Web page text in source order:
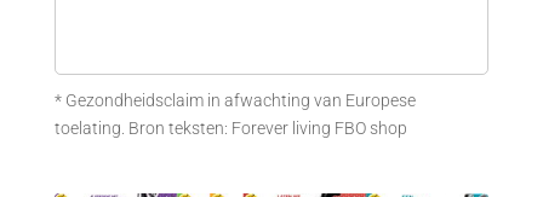
* Gezondheidsclaim in afwachting van Europese
toelating. Bron teksten: Forever living FBO shop